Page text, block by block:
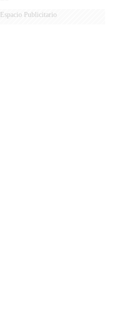
Espacio Publicitario